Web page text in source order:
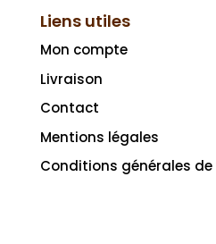
Liens utiles
Mon compte
Livraison
Contact
Mentions légales
Conditions générales de